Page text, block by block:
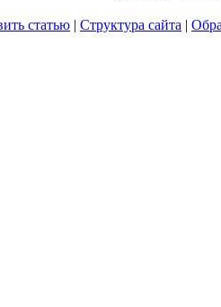
статью | Структура сайта |